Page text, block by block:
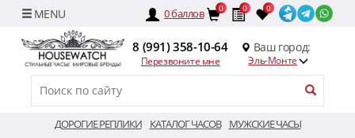
0баллов 0 0 0
8 (991) 358-10-64
Перезвоните мне
Ваш город:
Эль-Монте
ДОРОГИЕ РЕПЛИКИ КАТАЛОГ ЧАСОВ
МУЖСКИЕ ЧАСЫ